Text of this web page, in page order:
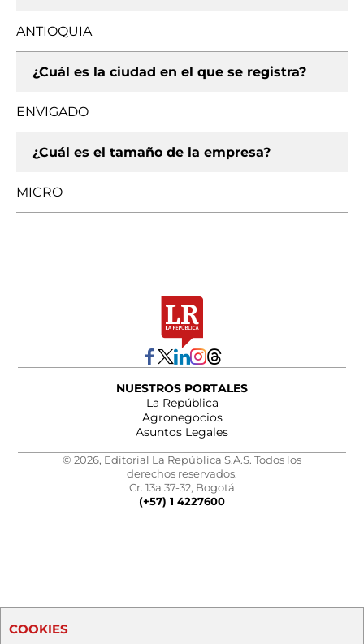
ANTIOQUIA
¿Cuál es la ciudad en el que se registra?
ENVIGADO
¿Cuál es el tamaño de la empresa?
MICRO
NUESTROS PORTALES
La República
Agronegocios
Asuntos Legales
© 2026, Editorial La República S.A.S. Todos los
derechos reservados.
Cr. 13a 37-32, Bogotá
(+57) 1 4227600
COOKIES